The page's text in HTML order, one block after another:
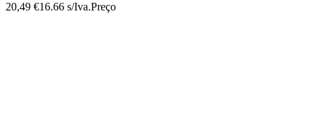
20,49 €16.66 s/Iva.Preço